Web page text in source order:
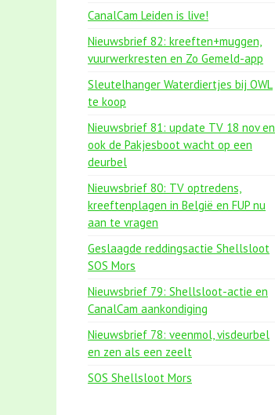
CanalCam Leiden is live!
Nieuwsbrief 82: kreeften+muggen,
vuurwerkresten en Zo Gemeld-app
Sleutelhanger Waterdiertjes bij OWL
te koop
Nieuwsbrief 81: update TV 18 nov en
ook de Pakjesboot wacht op een
deurbel
Nieuwsbrief 80: TV optredens,
kreeftenplagen in België en FUP nu
aan te vragen
Geslaagde reddingsactie Shellsloot
SOS Mors
Nieuwsbrief 79: Shellsloot-actie en
CanalCam aankondiging
Nieuwsbrief 78: veenmol, visdeurbel
en zen als een zeelt
SOS Shellsloot Mors